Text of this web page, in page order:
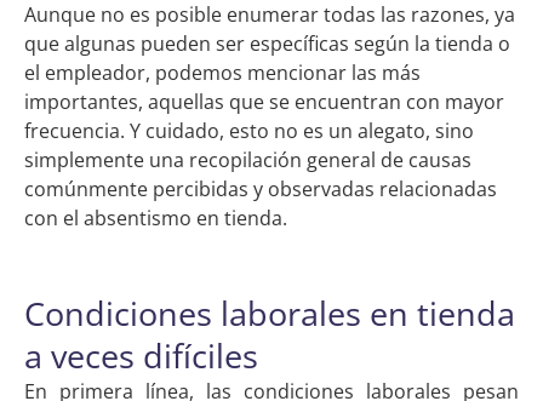
Aunque no es posible enumerar todas las razones, ya
que algunas pueden ser específicas según la tienda o
el empleador, podemos mencionar las más
importantes, aquellas que se encuentran con mayor
frecuencia. Y cuidado, esto no es un alegato, sino
simplemente una recopilación general de causas
comúnmente percibidas y observadas relacionadas
con el absentismo en tienda.
Condiciones laborales en tienda
a veces difíciles
En primera línea, las condiciones laborales pesan